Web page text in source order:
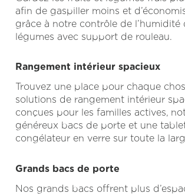
afin de gaspiller moins et
grâce à notre contrôle de l’humidité
légumes avec support de rouleau.
Rangement intérieur spacieux
Trouvez une place pour chaque
solutions de rangement intérieur
conçues pour les familles actives,
généreux bacs de porte et une
congélateur en verre sur toute la
Grands bacs de porte
Nos grands bacs offrent plus